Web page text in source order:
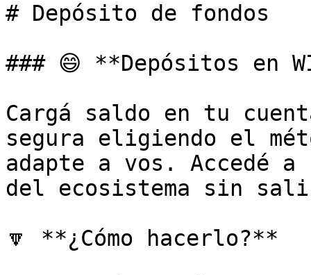
# Depósito de fondos
### 😄 **Depósitos en
Cargá saldo en tu
segura eligiendo el
adapte a vos. Accedé a
del ecosistema sin
🔽 **¿Cómo hacerlo?**